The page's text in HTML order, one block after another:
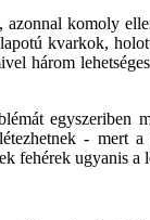
komoly
kvarkok,
három
-
fehérek ugyanis a